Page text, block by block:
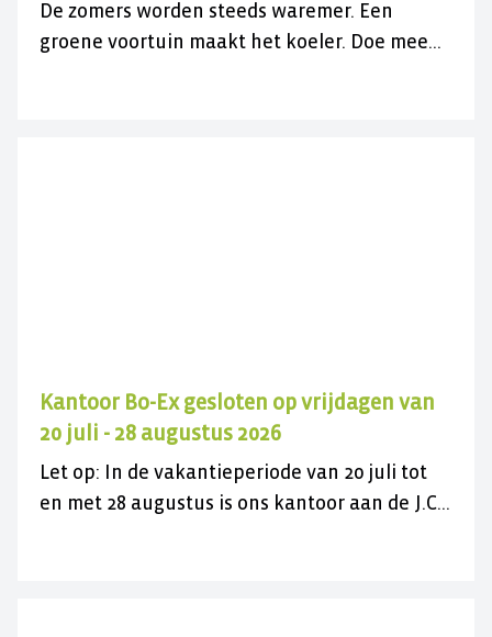
De zomers worden steeds waremer. Een
groene voortuin maakt het koeler. Doe mee
Kantoor Bo-Ex gesloten op vrijdagen van
20 juli - 28 augustus 2026
Let op: In de vakantieperiode van 20 juli tot
en met 28 augustus is ons kantoor aan de J.C.